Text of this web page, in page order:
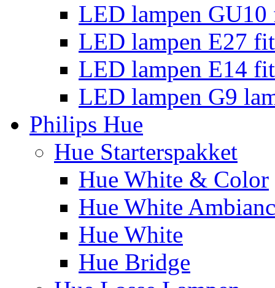
LED lampen
LED lampen E27
LED lampen E14
LED lampen G9
Philips Hue
Hue Starterspakket
Hue White & Color
Hue White
Hue White
Hue Bridge